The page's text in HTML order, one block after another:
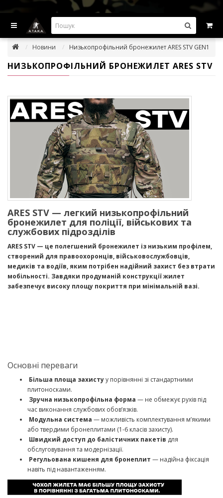
ВИГІДНІ ПРОПОЗИЦІІ — ЗНИЖКИ ДО -45%
Новини Низькопрофільний бронежилет ARES STV GEN1
НИЗЬКОПРОФІЛЬНИЙ БРОНЕЖИЛЕТ ARES STV
ARES STV — легкий низькопрофільний
бронежилет для поліції, військових та
службових підрозділів
ARES STV — це полегшений бронежилет із низьким профілем,
створений для правоохоронців, військовослужбовців,
медиків та водіїв, яким потрібен надійний захист без втрати
мобільності. Завдяки продуманій конструкції жилет
забезпечує високу площу покриття при мінімальній вазі.
Основні переваги
Більша площа захистуу порівнянні зі стандартними
плитоносками.
Зручна низькопрофільна форма — не обмежує рухів під
час виконання службових обов’язків.
Модульна система — можливість комплектування м’якими
або твердими бронеплитами (1-6 класів захисту).
Швидкий доступ до балістичних пакетів для
обслуговування та модернізації.
Регульована кишеня для бронеплит — надійна фіксація
навіть під навантаженням.